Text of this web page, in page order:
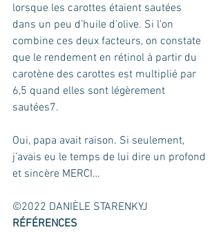
lorsque les carottes étaient sautées
dans un peu d’huile d’olive. Si l'on
combine ces deux facteurs, on constate
que le rendement en rétinol à partir du
carotène des carottes est multiplié par
6,5 quand elles sont légèrement
sautées7.
Oui, papa avait raison. Si seulement,
j’avais eu le temps de lui dire un profond
et sincère MERCI…
©2022 DANIÈLE STARENKYJ
RÉFÉRENCES